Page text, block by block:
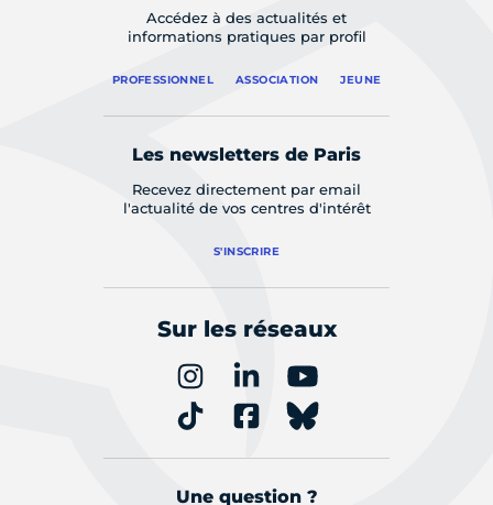
Accédez à des actualités et
informations pratiques par profil
PROFESSIONNEL ASSOCIATION JEUNE
Les newsletters de Paris
Recevez directement par email
l'actualité de vos centres d'intérêt
S'INSCRIRE
Sur les réseaux
Une question ?